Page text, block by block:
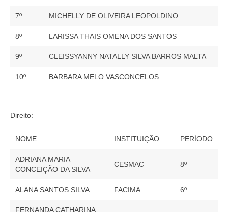
Fale Conosco
7º MICHELLY DE OLIVEIRA LEOPOLDINO
8º LARISSA THAIS OMENA DOS SANTOS
9º CLEISSYANNY NATALLY SILVA BARROS MALTA
10º BARBARA MELO VASCONCELOS
Direito:
NOME INSTITUIÇÃO PERÍODO
ADRIANA MARIA
CONCEIÇÃO DA SILVA
CESMAC 8º
ALANA SANTOS SILVA FACIMA 6º
FERNANDA CATHARINA